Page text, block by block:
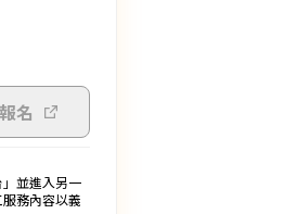
名
並進入另一
務內容以義